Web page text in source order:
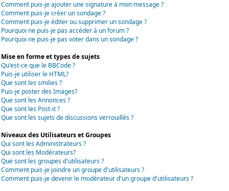
Comment puis-je ajouter une signature à mon message ?
Comment puis-je créer un sondage ?
Comment puis-je éditer ou supprimer un sondage ?
Pourquoi ne puis-je pas accéder à un forum ?
Pourquoi ne puis-je pas voter dans un sondage ?
Mise en forme et types de sujets
Qu'est-ce que le BBCode ?
Puis-je utiliser le HTML?
Que sont les smilies ?
Puis-je poster des Images?
Que sont les Annonces ?
Que sont les Post-it ?
Que sont les sujets de discussions verrouillés ?
Niveaux des Utilisateurs et Groupes
Qui sont les Administrateurs ?
Qui sont les Modérateurs?
Que sont les groupes d'utilisateurs ?
Comment puis-je joindre un groupe d'utilisateurs ?
Comment puis-je devenir le modérateur d'un groupe d'utilisateurs ?